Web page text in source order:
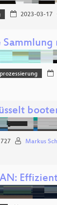
2023-03-17
727 Markus